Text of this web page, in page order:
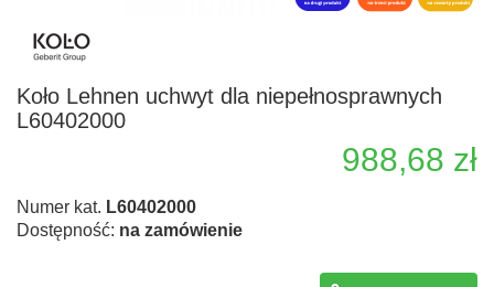
Koło Lehnen uchwyt dla niepełnosprawnych
L60402000
988,68 zł
Numer kat. L60402000
Dostępność: na zamówienie